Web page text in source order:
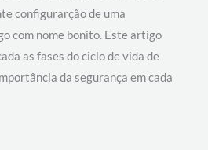
configurarção de uma
com nome bonito. Este artigo
as fases do ciclo de vida de
da segurança em cada